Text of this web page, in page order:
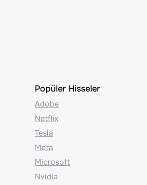
Popüler Hisseler
Adobe
Netflix
Tesla
Meta
Microsoft
Nvidia